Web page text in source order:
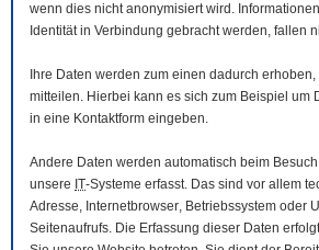
wenn dies nicht anonymisiert wird.
Identität in Verbindung gebracht werden, fallen
Ihre Daten werden zum einen dadurch
mitteilen. Hierbei kann es sich zum Beispiel um
in eine Kontaktform eingeben.
Andere Daten werden automatisch beim
unsere IT-Systeme erfasst. Das sind vor allem
Adresse, Internetbrowser, Betriebssystem oder
Seitenaufrufs. Die Erfassung dieser Daten